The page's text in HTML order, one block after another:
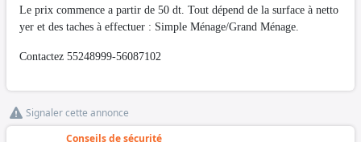
Le prix commence a partir de 50 dt. Tout dépend de la surface à netto
yer et des taches à effectuer : Simple Ménage/Grand Ménage.
Contactez 55248999-56087102
Signaler cette annonce
Conseils de sécurité